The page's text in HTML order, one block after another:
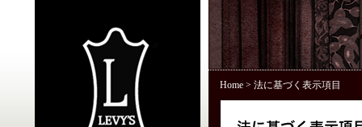
Home> 法に基づく表示項目